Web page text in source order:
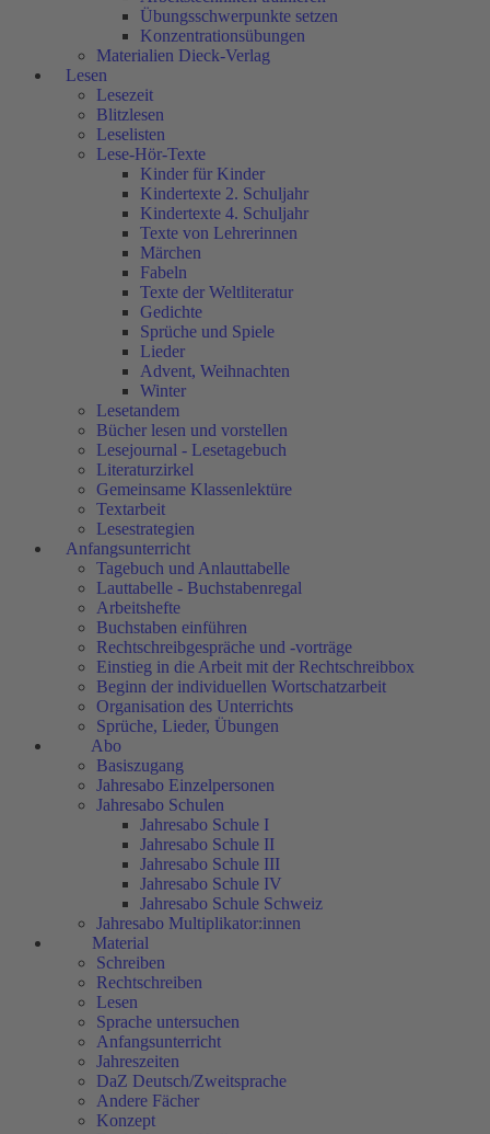
Übungsschwerpunkte setzen
Konzentrationsübungen
Materialien Dieck-Verlag
Lesen
Lesezeit
Blitzlesen
Leselisten
Lese-Hör-Texte
Kinder für Kinder
Kindertexte 2. Schuljahr
Kindertexte 4. Schuljahr
Texte von Lehrerinnen
Märchen
Fabeln
Texte der Weltliteratur
Gedichte
Sprüche und Spiele
Lieder
Advent, Weihnachten
Winter
Lesetandem
Bücher lesen und vorstellen
Lesejournal - Lesetagebuch
Literaturzirkel
Gemeinsame Klassenlektüre
Textarbeit
Lesestrategien
Anfangsunterricht
Tagebuch und Anlauttabelle
Lauttabelle - Buchstabenregal
Arbeitshefte
Buchstaben einführen
Rechtschreibgespräche und -vorträge
Einstieg in die Arbeit mit der Rechtschreibbox
Beginn der individuellen Wortschatzarbeit
Organisation des Unterrichts
Sprüche, Lieder, Übungen
Abo
Basiszugang
Jahresabo Einzelpersonen
Jahresabo Schulen
Jahresabo Schule I
Jahresabo Schule II
Jahresabo Schule III
Jahresabo Schule IV
Jahresabo Schule Schweiz
Jahresabo Multiplikator:innen
Material
Schreiben
Rechtschreiben
Lesen
Sprache untersuchen
Anfangsunterricht
Jahreszeiten
DaZ Deutsch/Zweitsprache
Andere Fächer
Konzept